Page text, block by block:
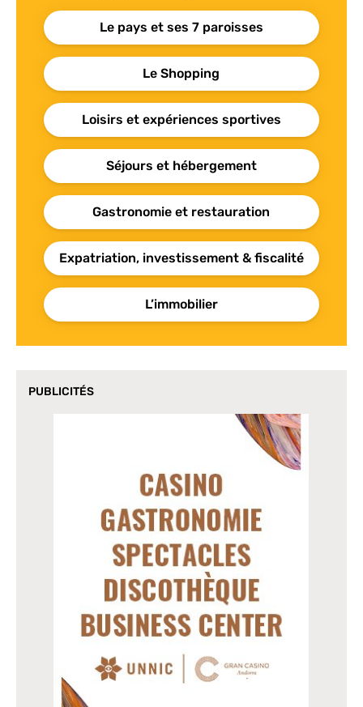
Le pays et ses 7 paroisses
Le Shopping
Loisirs et expériences sportives
Séjours et hébergement
Gastronomie et restauration
Expatriation, investissement & fiscalité
L’immobilier
PUBLICITÉS